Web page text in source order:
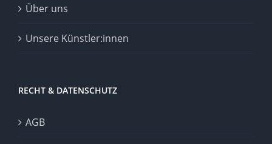
Über uns
Unsere Künstler:innen
RECHT & DATENSCHUTZ
AGB